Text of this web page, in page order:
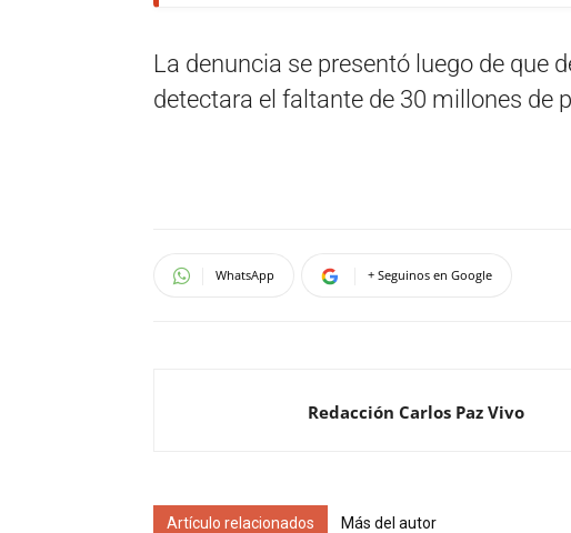
La denuncia se presentó luego de que
detectara el faltante de 30 millones de
WhatsApp + Seguinos en Google
Redacción Carlos Paz Vivo
Artículo relacionados Más del autor